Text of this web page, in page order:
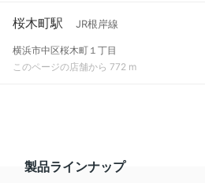
桜木町駅 JR根岸線
横浜市中区桜木町１丁目
このページの店舗から 772 m
製品ラインナップ